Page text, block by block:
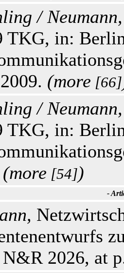
/ Neumann,
TKG, in:
(more [66]
/ Neumann,
TKG, in:
(more [54])
-
N&R 2026, at